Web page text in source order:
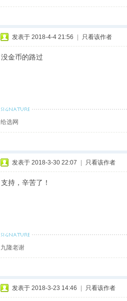
发表于 2018-4-4 21:56 只看该作者
没金币的路过
给选网
发表于 2018-3-30 22:07 只看该作者
支持，辛苦了！
九隆老谢
发表于 2018-3-23 14:46 只看该作者